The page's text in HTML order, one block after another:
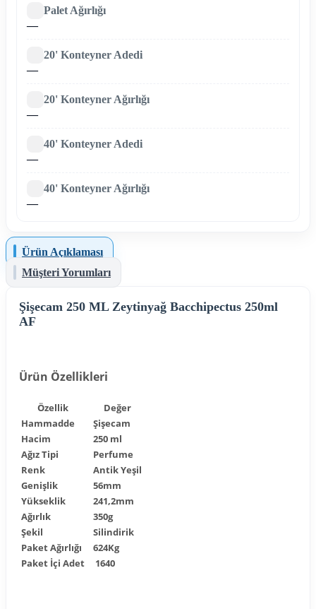
Palet Ağırlığı
—
20' Konteyner Adedi
—
20' Konteyner Ağırlığı
—
40' Konteyner Adedi
—
40' Konteyner Ağırlığı
—
Ürün Açıklaması
Müşteri Yorumları
Şişecam 250 ML Zeytinyağ Bacchipectus 250ml
AF
Ürün Özellikleri
Özellik
Değer
Hammadde
Şişecam
Hacim
250 ml
Ağız Tipi
Perfume
Renk
Antik Yeşil
Genişlik
56mm
Yükseklik
241,2mm
Ağırlık
350g
Şekil
Silindirik
Paket Ağırlığı
624Kg
Paket İçi Adet
1640